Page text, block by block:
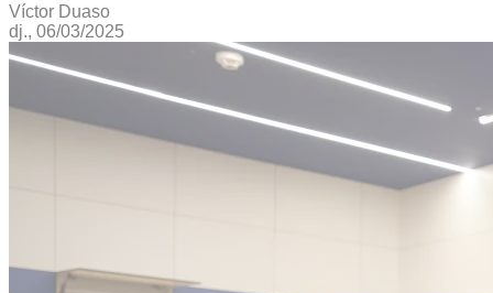
Víctor Duaso
dj., 06/03/2025